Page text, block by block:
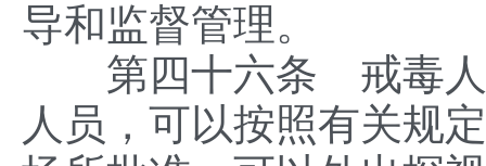
导和监督管理。
第四十六条 戒毒人
人员，可以按照有关规